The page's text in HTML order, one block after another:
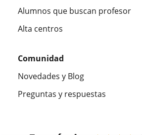
Alumnos que buscan profesor
Alta centros
Comunidad
Novedades y Blog
Preguntas y respuestas